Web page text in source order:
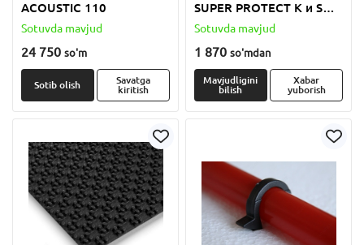
ACOUSTIC 110
Sotuvda mavjud
24 750 so'm
Sotib olish
Savatga
kiritish
SUPER PROTECT K и S
толщиной 4мм, 6мм и
Sotuvda mavjud
1 870 so'mdan
Mavjudligini
bilish
Xabar
yuborish